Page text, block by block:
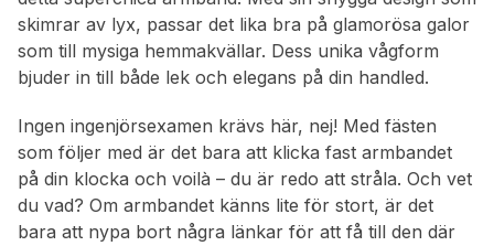
skimrar av lyx, passar det lika bra på glamorösa galor
som till mysiga hemmakvällar. Dess unika vågform
bjuder in till både lek och elegans på din handled.
Ingen ingenjörsexamen krävs här, nej! Med fästen
som följer med är det bara att klicka fast armbandet
på din klocka och voilà – du är redo att stråla. Och vet
du vad? Om armbandet känns lite för stort, är det
bara att nypa bort några länkar för att få till den där